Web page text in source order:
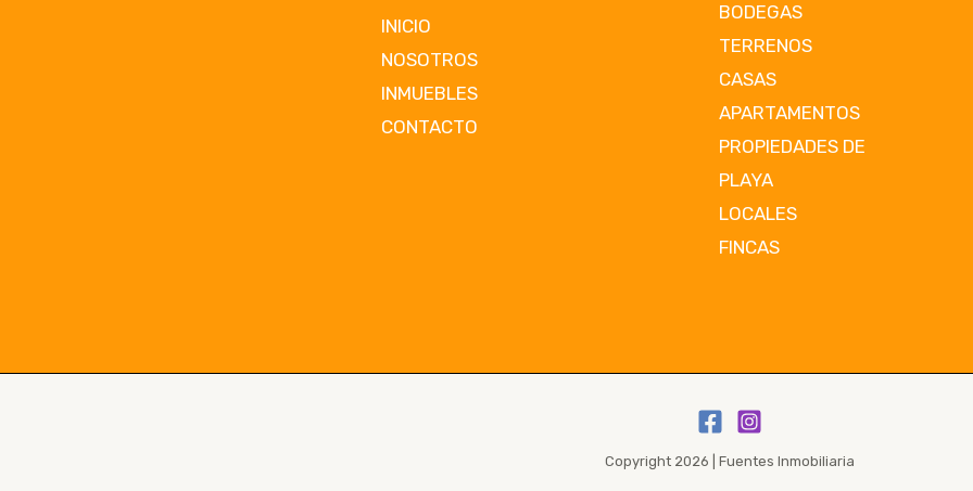
INICIO
NOSOTROS
INMUEBLES
CONTACTO
BODEGAS
TERRENOS
CASAS
APARTAMENTOS
PROPIEDADES DE
PLAYA
LOCALES
FINCAS
Copyright 2026 | Fuentes Inmobiliaria